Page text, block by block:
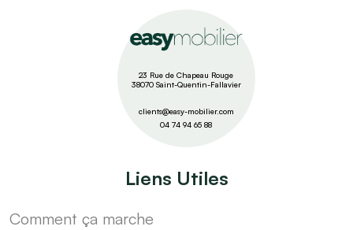
23 Rue de Chapeau Rouge
38070 Saint-Quentin-Fallavier
clients@easy-mobilier.com
04 74 94 65 88
Liens Utiles
Comment ça marche